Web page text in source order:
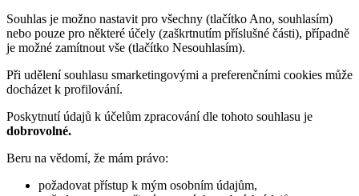
Souhlas je možno nastavit pro všechny (tlačítko Ano, souhlasím)
nebo pouze pro některé účely (zaškrtnutím příslušné části), případně
je možné zamítnout vše (tlačítko Nesouhlasím).
Při udělení souhlasu smarketingovými a preferenčními cookies může
docházet k profilování.
Poskytnutí údajů k účelům zpracování dle tohoto souhlasu je
dobrovolné.
Beru na vědomí, že mám právo:
požadovat přístup k mým osobním údajům,